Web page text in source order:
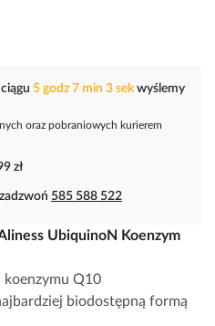
5 godz 7 min 3 sek wyślemy
oraz pobraniowych kurierem
zł
585 588 522
UbiquinoN Koenzym
koenzymu Q10
biodostępną formą